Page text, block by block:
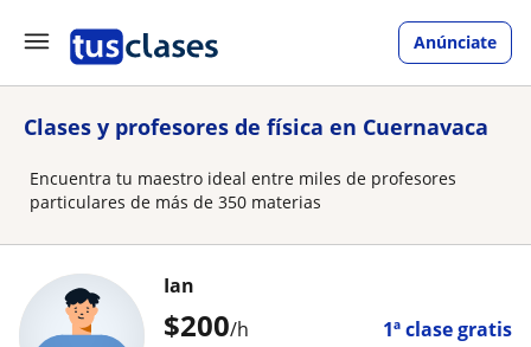
Anúnciate
Clases y profesores de física en Cuernavaca
Encuentra tu maestro ideal entre miles de profesores
particulares de más de 350 materias
$200/h 1ª clase gratis
Ian